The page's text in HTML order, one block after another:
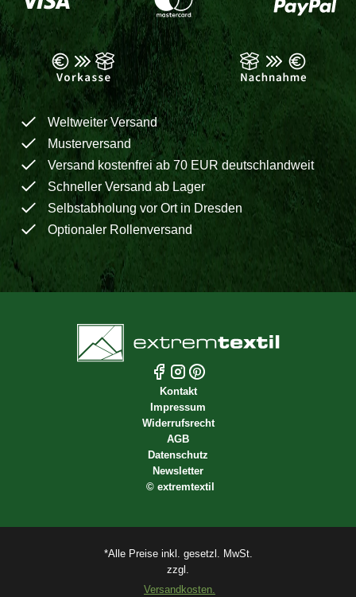
Weltweiter Versand
Musterversand
Versand kostenfrei ab 70 EUR deutschlandweit
Schneller Versand ab Lager
Selbstabholung vor Ort in Dresden
Optionaler Rollenversand
Kontakt
Impressum
Widerrufsrecht
AGB
Datenschutz
Newsletter
© extremtextil
*Alle Preise inkl. gesetzl. MwSt.
zzgl.
Versandkosten.